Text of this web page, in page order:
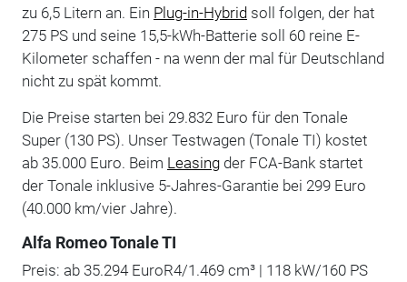
zu 6,5 Litern an. Ein Plug-in-Hybridsoll folgen, der hat
275 PS und seine 15,5-kWh-Batterie soll 60 reine E-
Kilometer schaffen - na wenn der mal für Deutschland
nicht zu spät kommt.
Die Preise starten bei 29.832 Euro für den Tonale
Super (130 PS). Unser Testwagen (Tonale TI) kostet
ab 35.000 Euro. Beim Leasingder FCA-Bank startet
der Tonale inklusive 5-Jahres-Garantie bei 299 Euro
(40.000 km/vier Jahre).
Alfa Romeo Tonale TI
Preis: ab 35.294 EuroR4/1.469 cm³ | 118 kW/160 PS